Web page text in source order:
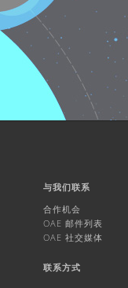
与我们联系
合作机会
OAE 邮件列表
OAE 社交媒体
联系方式